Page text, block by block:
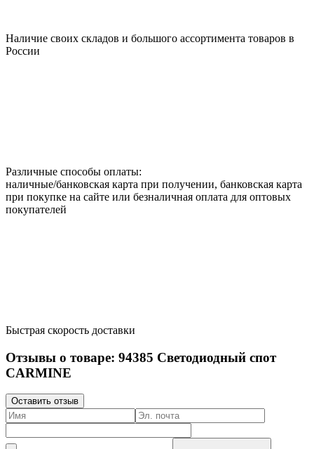
Наличие своих складов и большого ассортимента товаров в
России
Различные способы оплаты:
наличные/банковская карта при получении, банковская карта
при покупке на сайте или безналичная оплата для оптовых
покупателей
Быстрая скорость доставки
Отзывы о товаре: 94385 Светодиодный спот
CARMINE
Оставить отзыв